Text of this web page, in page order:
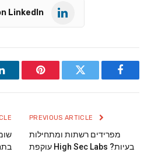
LinkedIn
Facebook
Twitter
Pinterest
מפרידים רשתות ומתחילות
בעיות? High Sec Labs עוקפת